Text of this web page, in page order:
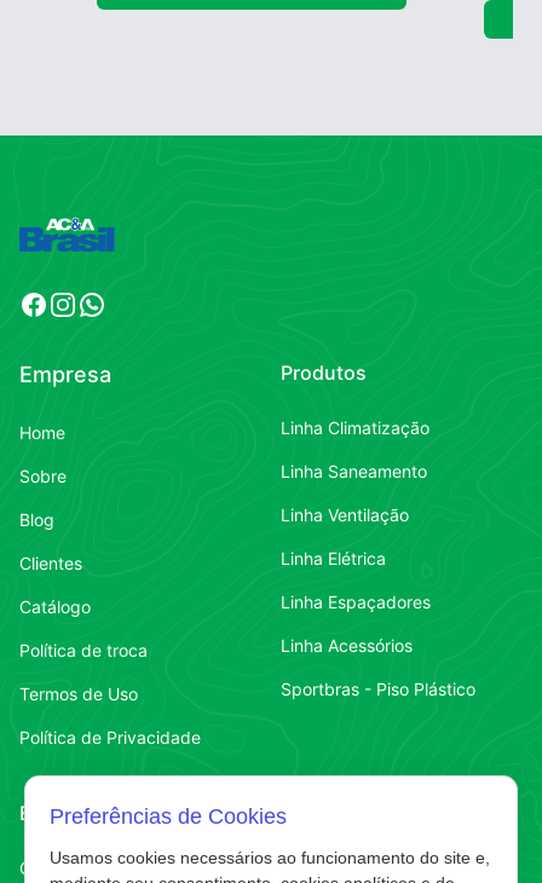
Facebook
Instagram
WhatsApp
Empresa
Home
Sobre
Blog
Clientes
Catálogo
Política de troca
Termos de Uso
Política de Privacidade
Produtos
Linha Climatização
Linha Saneamento
Linha Ventilação
Linha Elétrica
Linha Espaçadores
Linha Acessórios
Sportbras - Piso Plástico
Endereço
Chapecó-SC
Contato
(49) 3323-7484Contato
Preferências de Cookies
Usamos cookies necessários ao funcionamento do site e,